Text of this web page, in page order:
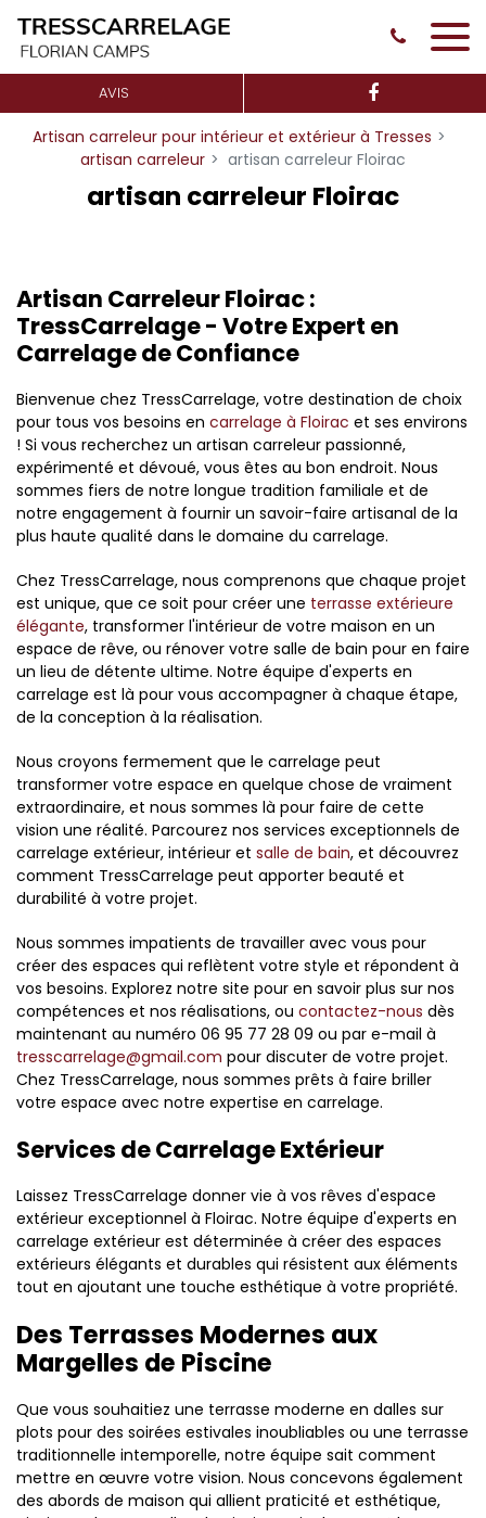
AVIS
Artisan carreleur pour intérieur et extérieur à Tresses
artisan carreleur
artisan carreleur Floirac
artisan carreleur Floirac
Artisan Carreleur Floirac :
TressCarrelage - Votre Expert en
Carrelage de Confiance
Bienvenue chez TressCarrelage, votre destination de choix
pour tous vos besoins en carrelage à Floirac et ses environs
! Si vous recherchez un artisan carreleur passionné,
expérimenté et dévoué, vous êtes au bon endroit. Nous
sommes fiers de notre longue tradition familiale et de
notre engagement à fournir un savoir-faire artisanal de la
plus haute qualité dans le domaine du carrelage.
Chez TressCarrelage, nous comprenons que chaque projet
est unique, que ce soit pour créer une terrasse extérieure
élégante, transformer l'intérieur de votre maison en un
espace de rêve, ou rénover votre salle de bain pour en faire
un lieu de détente ultime. Notre équipe d'experts en
carrelage est là pour vous accompagner à chaque étape,
de la conception à la réalisation.
Nous croyons fermement que le carrelage peut
transformer votre espace en quelque chose de vraiment
extraordinaire, et nous sommes là pour faire de cette
vision une réalité. Parcourez nos services exceptionnels de
carrelage extérieur, intérieur et salle de bain, et découvrez
comment TressCarrelage peut apporter beauté et
durabilité à votre projet.
Nous sommes impatients de travailler avec vous pour
créer des espaces qui reflètent votre style et répondent à
vos besoins. Explorez notre site pour en savoir plus sur nos
compétences et nos réalisations, ou contactez-nous dès
maintenant au numéro 06 95 77 28 09 ou par e-mail à
tresscarrelage@gmail.com pour discuter de votre projet.
Chez TressCarrelage, nous sommes prêts à faire briller
votre espace avec notre expertise en carrelage.
Services de Carrelage Extérieur
Laissez TressCarrelage donner vie à vos rêves d'espace
extérieur exceptionnel à Floirac. Notre équipe d'experts en
carrelage extérieur est déterminée à créer des espaces
extérieurs élégants et durables qui résistent aux éléments
tout en ajoutant une touche esthétique à votre propriété.
Des Terrasses Modernes aux
Margelles de Piscine
Que vous souhaitiez une terrasse moderne en dalles sur
plots pour des soirées estivales inoubliables ou une terrasse
traditionnelle intemporelle, notre équipe sait comment
mettre en œuvre votre vision. Nous concevons également
des abords de maison qui allient praticité et esthétique,